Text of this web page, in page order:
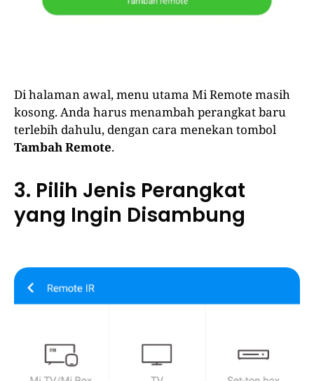
Di halaman awal, menu utama Mi Remote masih
kosong. Anda harus menambah perangkat baru
terlebih dahulu, dengan cara menekan tombol
Tambah Remote.
3. Pilih Jenis Perangkat
yang Ingin Disambung